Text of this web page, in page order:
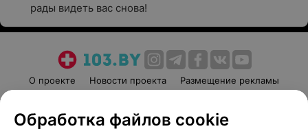
рады видеть вас снова!
О проекте Новости проекта
Размещение рекламы
Пользовательское соглашение
Способы оплаты
Обработка файлов cookie